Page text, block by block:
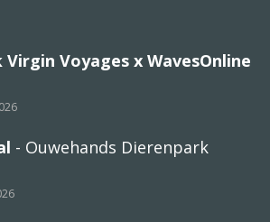
Virgin Voyages x WavesOnline
- Ouwehands Dierenpark